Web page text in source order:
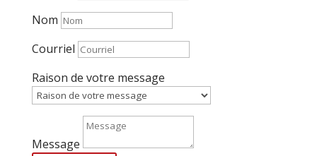
Nom
Courriel
Raison de votre message
Message